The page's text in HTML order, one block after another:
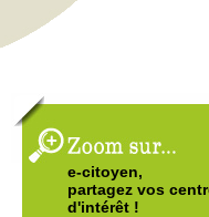
e-citoyen,
partagez vos
d'intérêt !